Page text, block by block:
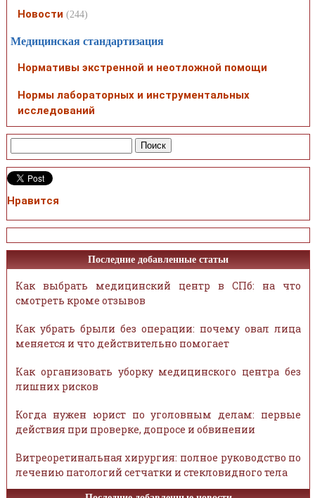
Новости (244)
Медицинская стандартизация
Нормативы экстренной и неотложной помощи
Нормы лабораторных и инструментальных
исследований
Нравится
Последние добавленные статьи
Как выбрать медицинский центр в СПб: на что
смотреть кроме отзывов
Как убрать брыли без операции: почему овал лица
меняется и что действительно помогает
Как организовать уборку медицинского центра без
лишних рисков
Когда нужен юрист по уголовным делам: первые
действия при проверке, допросе и обвинении
Витреоретинальная хирургия: полное руководство по
лечению патологий сетчатки и стекловидного тела